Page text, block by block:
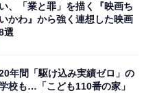
い、「業と罪」を描く『映画ち
いかわ』から強く連想した映画
選
年間「駆け込み実績ゼロ」の
校も…「こども110番の家」